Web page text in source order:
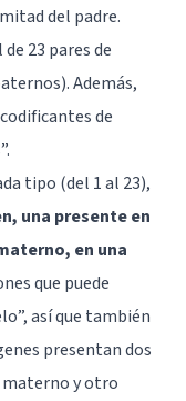
del padre.
23 pares de
Además,
de
tipo (del 1 al 23),
una presente en
en una
que puede
así que también
presentan dos
materno y otro